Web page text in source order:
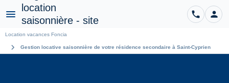
Menu phone person
Location vacances Foncia
chevron_right Gestion locative saisonnière de votre résidence secondaire à Saint-Cyprien